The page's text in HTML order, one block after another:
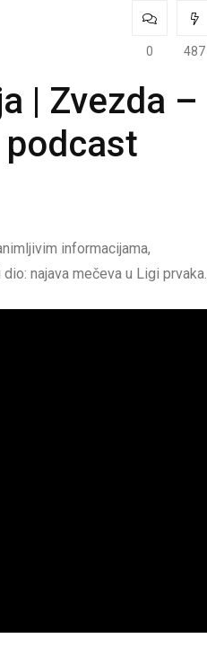
0 487
| Zvezda –
podcast
informacijama,
najava mečeva u Ligi prvaka.